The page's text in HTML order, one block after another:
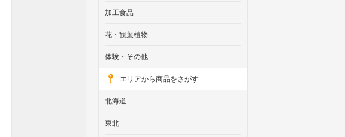
加工食品
花・観葉植物
体験・その他
エリアから商品をさがす
北海道
東北